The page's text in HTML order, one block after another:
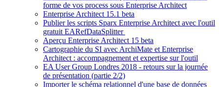
forme de vos process sous Enterprise Architect
Enterprise Architect 15.1 beta
Publier les scripts Sparx Enterprise Architect avec l'outil
gratuit EARefDataSplitter
Aperçu Enterprise Architect 15 beta
Cartographie du SI avec ArchiMate et Enterprise
Architect : accompagnement et expertise sur l'outil
EA User Group Londres 2018 - retours sur la journée
de présentation (partie 2/2)
Importer le schéma relationnel d'une base de données